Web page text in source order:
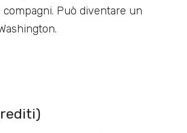
Può diventare un